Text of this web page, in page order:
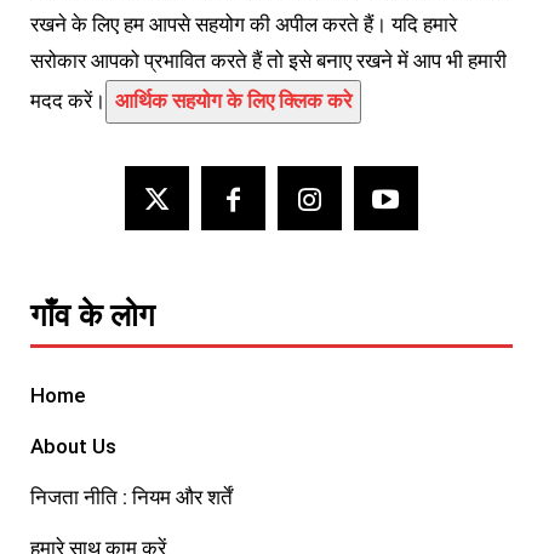
रखने के लिए हम आपसे सहयोग की अपील करते हैं। यदि हमारे
सरोकार आपको प्रभावित करते हैं तो इसे बनाए रखने में आप भी हमारी
मदद करें। आर्थिक सहयोग के लिए क्लिक करे
गाँव के लोग
Home
About Us
निजता नीति : नियम और शर्तें
हमारे साथ काम करें